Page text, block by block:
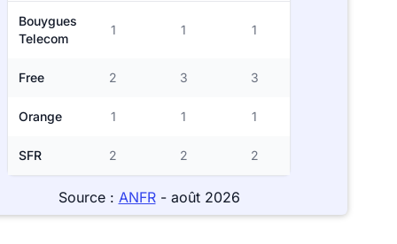
Bouygues
Telecom
1 1 1
Free 2 3 3
Orange 1 1 1
SFR 2 2 2
Source : ANFR- août 2026